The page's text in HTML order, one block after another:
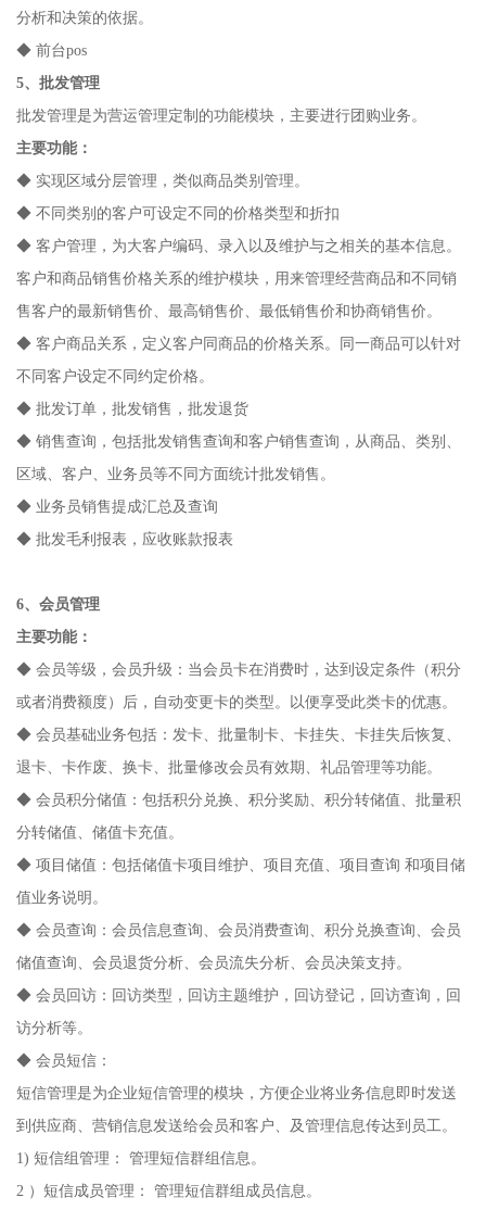
分析和决策的依据。
◆ 前台pos
5、批发管理
批发管理是为营运管理定制的功能模块，主要进行团购业务。
主要功能：
◆ 实现区域分层管理，类似商品类别管理。
◆ 不同类别的客户可设定不同的价格类型和折扣
◆ 客户管理，为大客户编码、录入以及维护与之相关的基本信息。
客户和商品销售价格关系的维护模块，用来管理经营商品和不同销
售客户的最新销售价、最高销售价、最低销售价和协商销售价。
◆ 客户商品关系，定义客户同商品的价格关系。同一商品可以针对
不同客户设定不同约定价格。
◆ 批发订单，批发销售，批发退货
◆ 销售查询，包括批发销售查询和客户销售查询，从商品、类别、
区域、客户、业务员等不同方面统计批发销售。
◆ 业务员销售提成汇总及查询
◆ 批发毛利报表，应收账款报表
6、会员管理
主要功能：
◆ 会员等级，会员升级：当会员卡在消费时，达到设定条件（积分
或者消费额度）后，自动变更卡的类型。以便享受此类卡的优惠。
◆ 会员基础业务包括：发卡、批量制卡、卡挂失、卡挂失后恢复、
退卡、卡作废、换卡、批量修改会员有效期、礼品管理等功能。
◆ 会员积分储值：包括积分兑换、积分奖励、积分转储值、批量积
分转储值、储值卡充值。
◆ 项目储值：包括储值卡项目维护、项目充值、项目查询 和项目储
值业务说明。
◆ 会员查询：会员信息查询、会员消费查询、积分兑换查询、会员
储值查询、会员退货分析、会员流失分析、会员决策支持。
◆ 会员回访：回访类型，回访主题维护，回访登记，回访查询，回
访分析等。
◆ 会员短信：
短信管理是为企业短信管理的模块，方便企业将业务信息即时发送
到供应商、营销信息发送给会员和客户、及管理信息传达到员工。
1) 短信组管理： 管理短信群组信息。
2 ）短信成员管理： 管理短信群组成员信息。